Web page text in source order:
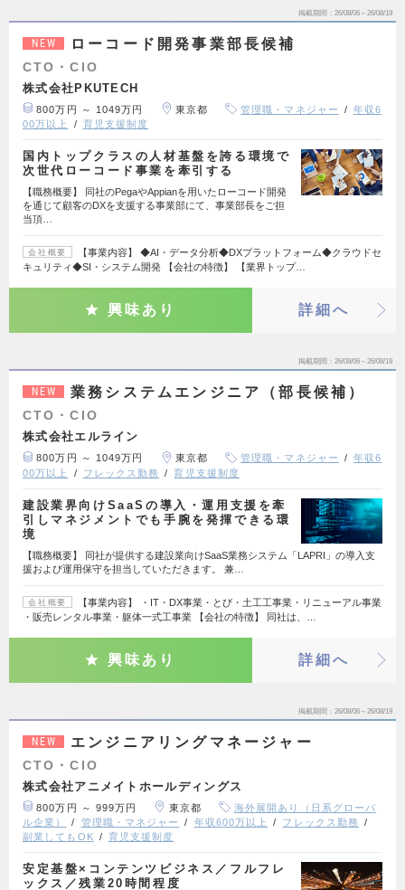
掲載期間 26/08/06～26/08/19
NEW ローコード開発事業部長候補
CTO・CIO
株式会社PKUTECH
800万円 ～ 1049万円 東京都 管理職・マネジャー
年収6
00万以上
育児支援制度
国内トップクラスの人材基盤を誇る環境で
次世代ローコード事業を牽引する
【職務概要】 同社のPegaやAppianを用いたローコード開発
を通じて顧客のDXを支援する事業部にて、事業部長をご担
当頂…
会社概要
【事業内容】 ◆AI・データ分析◆DXプラットフォーム◆クラウドセ
キュリティ◆SI・システム開発 【会社の特徴】 【業界トップ…
興味あり 詳細へ
掲載期間 26/08/06～26/08/19
NEW 業務システムエンジニア（部長候補）
CTO・CIO
株式会社エルライン
800万円 ～ 1049万円 東京都 管理職・マネジャー
年収6
00万以上
フレックス勤務 育児支援制度
建設業界向けSaaSの導入・運用支援を牽
引しマネジメントでも手腕を発揮できる環
境
【職務概要】 同社が提供する建設業向けSaaS業務システム「LAPRI」の導入支
援および運用保守を担当していただきます。 兼…
会社概要
【事業内容】 ・IT・DX事業・とび・土工工事業・リニューアル事業
・販売レンタル事業・躯体一式工事業 【会社の特徴】 同社は、…
興味あり 詳細へ
掲載期間 26/08/06～26/08/19
NEW エンジニアリングマネージャー
CTO・CIO
株式会社アニメイトホールディングス
800万円 ～ 999万円 東京都
海外展開あり（日系グローバ
ル企業）
管理職・マネジャー 年収600万以上
フレックス勤務
副業してもOK
育児支援制度
安定基盤×コンテンツビジネス／フルフレ
ックス／残業20時間程度